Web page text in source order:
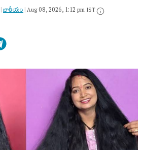
|జాతీయం|Aug 08, 2026, 1:12 pm IST